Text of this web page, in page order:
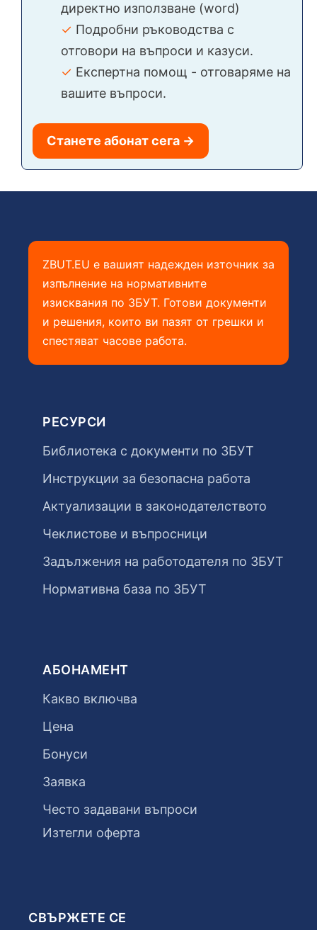
директно използване (word)
✓ Подробни ръководства с
отговори на въпроси и казуси.
✓ Експертна помощ - отговаряме на
вашите въпроси.
Станете абонат сега →
ZBUT.EU е вашият надежден източник за
изпълнение на нормативните
изисквания по ЗБУТ. Готови документи
и решения, които ви пазят от грешки и
спестяват часове работа.
РЕСУРСИ
Библиотека с документи по ЗБУТ
Инструкции за безопасна работа
Актуализации в законодателството
Чеклистове и въпросници
Задължения на работодателя по ЗБУТ
Нормативна база по ЗБУТ
АБОНАМЕНТ
Какво включва
Цена
Бонуси
Заявка
Често задавани въпроси
Изтегли оферта
СВЪРЖЕТЕ СЕ